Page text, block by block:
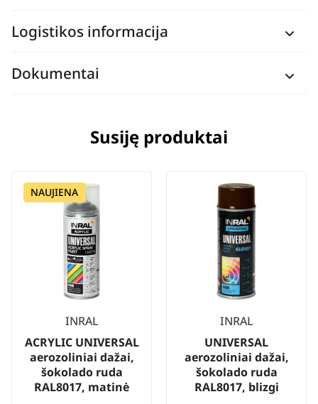
Logistikos informacija
Dokumentai
Susiję produktai
NAUJIENA
INRAL
ACRYLIC UNIVERSAL
aerozoliniai dažai,
šokolado ruda
RAL8017, matinė
INRAL
UNIVERSAL
aerozoliniai dažai,
šokolado ruda
RAL8017, blizgi